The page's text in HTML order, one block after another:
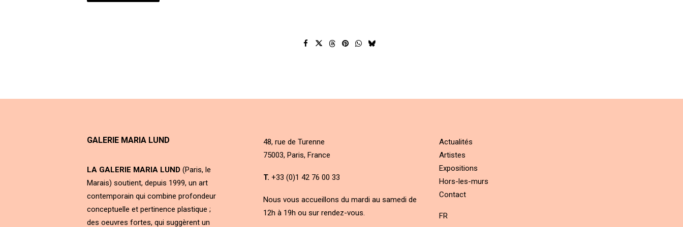
GALERIE MARIA LUND
LA GALERIE MARIA LUND (Paris, le
Marais) soutient, depuis 1999, un art
contemporain qui combine profondeur
conceptuelle et pertinence plastique ;
des oeuvres fortes, qui suggèrent un
48, rue de Turenne
75003, Paris, France
T. +33 (0)1 42 76 00 33
Nous vous accueillons du mardi au samedi de
12h à 19h ou sur rendez-vous.
Actualités
Artistes
Expositions
Hors-les-murs
Contact
FR